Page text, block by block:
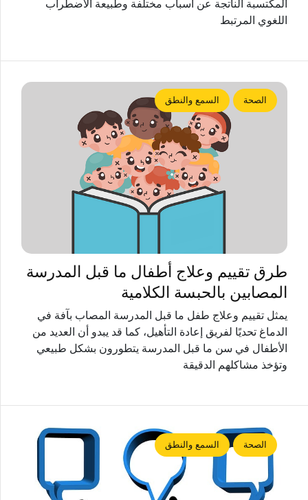
المكتسبة الناتجة عن أسباب مختلفة وطبيعة الاضطراب
اللغوي المرتبط
الصحة السمع والنطق
طرق تقييم وعلاج أطفال ما قبل المدرسة
المصابين بالحبسة الكلامية
يمثل تقييم وعلاج طفل ما قبل المدرسة المصاب بآفة في
الدماغ تحديًا لفريق إعادة التأهيل، كما قد يبدو أن العديد من
الأطفال في سن ما قبل المدرسة يتطورون بشكل طبيعي
وتؤخذ مشاكلهم الدقيقة
الصحة السمع والنطق